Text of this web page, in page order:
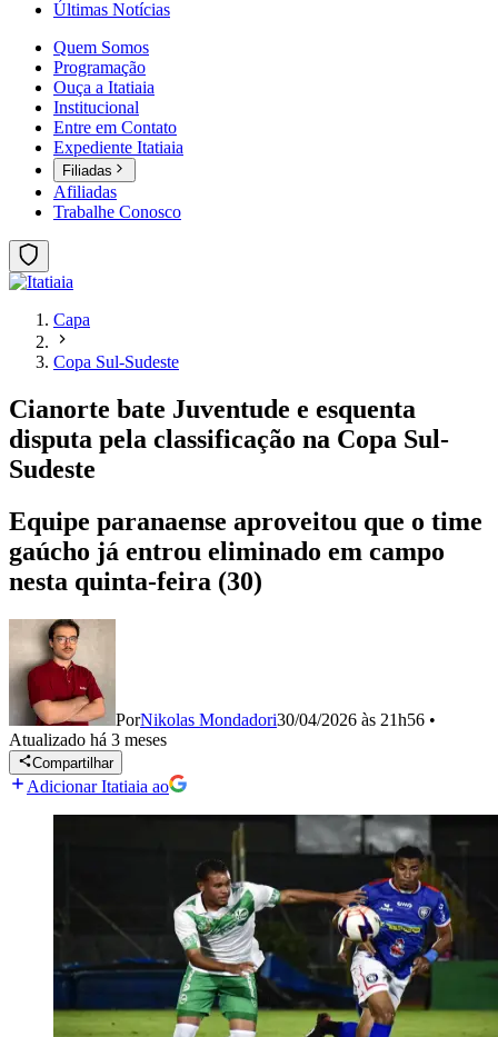
Últimas Notícias
Quem Somos
Programação
Ouça a Itatiaia
Institucional
Entre em Contato
Expediente Itatiaia
Filiadas
Afiliadas
Trabalhe Conosco
Capa
Copa Sul-Sudeste
Cianorte bate Juventude e esquenta
disputa pela classificação na Copa Sul-
Sudeste
Equipe paranaense aproveitou que o time
gaúcho já entrou eliminado em campo
nesta quinta-feira (30)
PorNikolas Mondadori30/04/2026 às 21h56 •
Atualizado há 3 meses
Compartilhar
Adicionar Itatiaia ao